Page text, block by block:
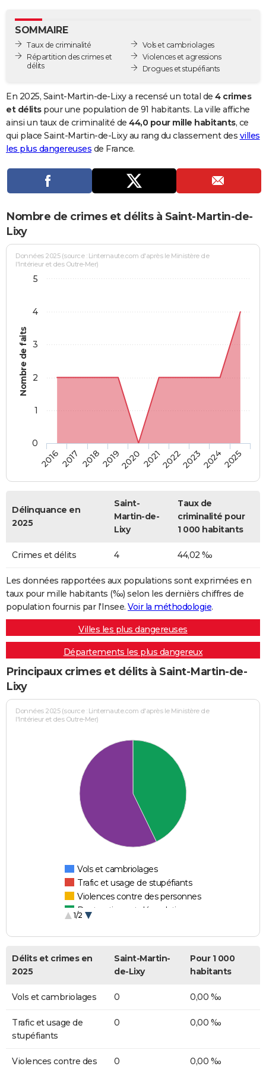
GUIDES D'ACHAT
BONS PLANS
Carte de Noël
Carte Bonne année
Carte Saint-Valentin
Carte Pâques
Carte d'anniversaire
DICTIONNAIRE
Dictionnaire
Biographies
Citations
Expressions
Proverbes
PROGRAMME TV
Se connecter
Entreprises
Service militaire
Avis de recherche
AVIS DE DÉCÈS
Bricolage
Lifestyle
Culture
Sport
Auto
Television
Voyage
Cinema
SOMMAIRE
Taux de criminalité
Répartition des crimes et
délits
Vols et cambriolages
Violences et agressions
Drogues et stupéfiants
En 2025, Saint-Martin-de-Lixy a recensé un total de 4 crimes
et délitspour une population de 91 habitants. La ville affiche
ainsi un taux de criminalité de 44,0 pour mille habitants, ce
qui place Saint-Martin-de-Lixy au rang du classement des villes
les plus dangereuses de France.
Nombre de crimes et délits à Saint-Martin-de-
Lixy
Nombre de faits
Données 2025 (source : Linternaute.com d'après le Ministère de
l'Intérieur et des Outre-Mer)
20162017 20182019202020212022202320242025
0
1
2
3
4
5
Délinquance en
2025
Saint-
Martin-de-
Lixy
Taux de
criminalité pour
1 000 habitants
Crimes et délits 4 44,02 ‰
Les données rapportées aux populations sont exprimées en
taux pour mille habitants (‰) selon les dernièrs chiffres de
population fournis par l'Insee. Voir la méthodologie.
Villes les plus dangereuses
Départements les plus dangereux
Principaux crimes et délits à Saint-Martin-de-
Lixy
Données 2025 (source : Linternaute.com d'après le Ministère de
l'Intérieur et des Outre-Mer)
Vols et cambriolages
Trafic et usage de stupéfiants
Violences contre des personnes
Destructions et dégradations
1/2
Délits et crimes en
2025
Saint-Martin-
de-Lixy
Pour 1 000
habitants
Vols et cambriolages 0 0,00 ‰
Trafic et usage de
stupéfiants
0 0,00 ‰
Violences contre des 0 0,00 ‰